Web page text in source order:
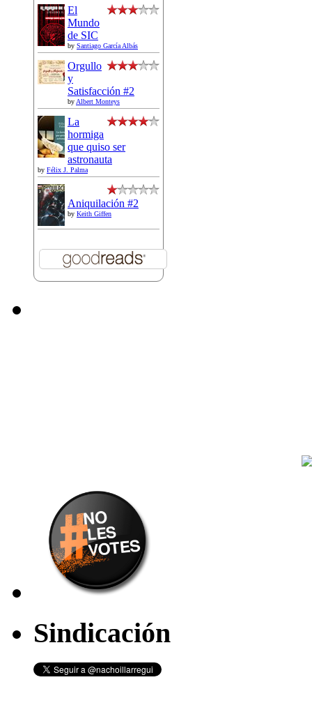
El
Mundo
de SIC
by Santiago García Albás
Orgullo
y
Satisfacción #2
by Albert Monteys
La
hormiga
que quiso ser
astronauta
by Félix J. Palma
Aniquilación #2
by Keith Giffen
Sindicación